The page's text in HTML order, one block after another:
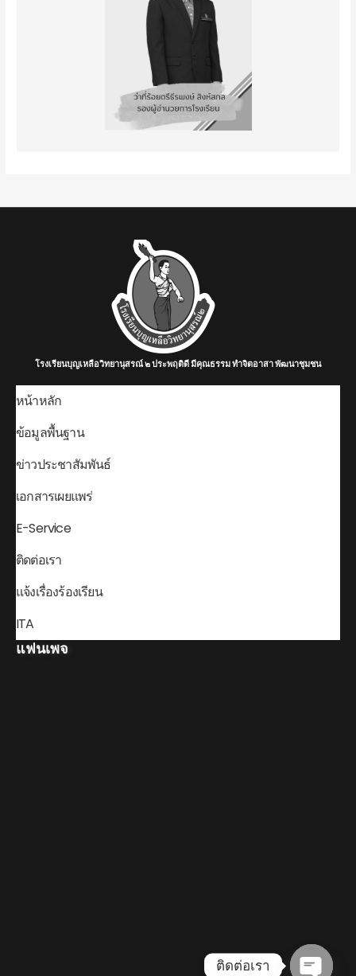
โรงเรียนบุญเหลือวิทยานุสรณ์ ๒ ประพฤติดี มีคุณธรรม ทำจิตอาสา พัฒนาชุมชน
หน้าหลัก
ข้อมูลพื้นฐาน
ข่าวประชาสัมพันธ์
เอกสารเผยแพร่
E-Service
ติดต่อเรา
แจ้งเรื่องร้องเรียน
ITA
แฟนเพจ
ติดต่อเรา